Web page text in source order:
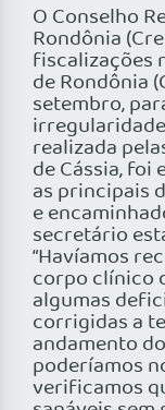
O Conselho
Rondônia
fiscalizações
de Rondônia
setembro,
realizada
de Cássia,
as principais
e
secretário
“Havíamos
corpo clínico
algumas
corrigidas a
andamento
poderíamos
verificamos